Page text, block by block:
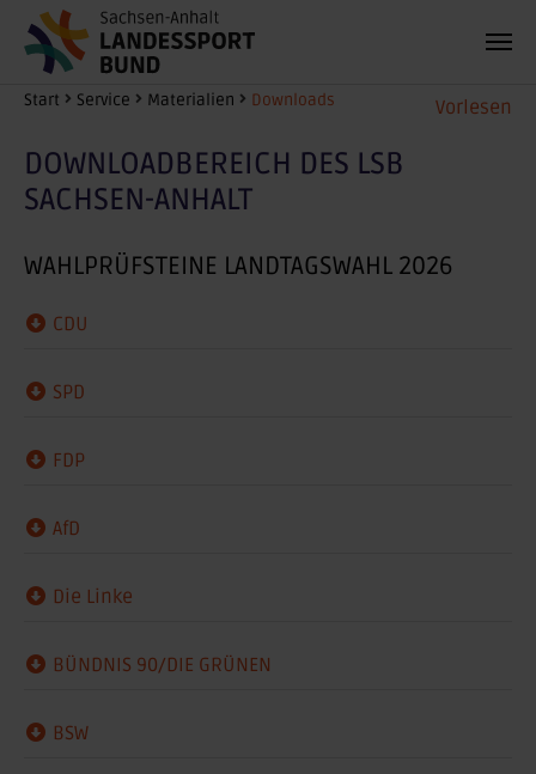
Zum Hauptinhalt springen Vorlesen
Sie sind hier:
Start Service Materialien Downloads
DOWNLOADBEREICH DES LSB
SACHSEN-ANHALT
WAHLPRÜFSTEINE LANDTAGSWAHL 2026
CDU
SPD
FDP
AfD
Die Linke
BÜNDNIS 90/DIE GRÜNEN
BSW